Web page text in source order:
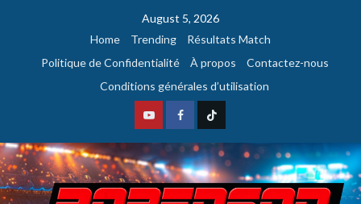
August 5, 2026
Home
Trending
Résultats Match
Politique de Confidentialité
À propos
Contactez-nous
Conditions générales d’utilisation